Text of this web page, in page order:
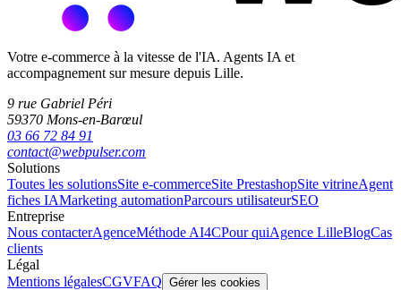
Votre e-commerce à la vitesse de l'IA. Agents IA et
accompagnement sur mesure depuis Lille.
9 rue Gabriel Péri
59370 Mons-en-Barœul
03 66 72 84 91
contact@webpulser.com
Solutions
Toutes les solutionsSite e-commerceSite PrestashopSite vitrineAgent
fiches IAMarketing automationParcours utilisateurSEO
Entreprise
Nous contacterAgenceMéthode AI4CPour quiAgence LilleBlogCas
clients
Légal
Mentions légalesCGVFAQ Gérer les cookies